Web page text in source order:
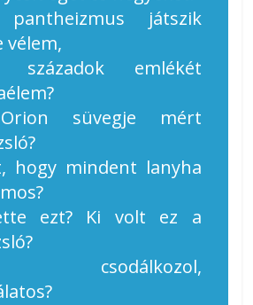
játszik
vélem,
századok emlékét
süvegje mért
hogy mindent lanyha
ezt? Ki volt ez a
csodálkozol,